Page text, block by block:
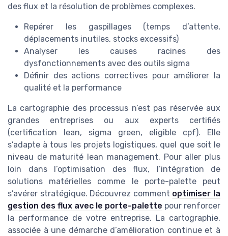
des flux et la résolution de problèmes complexes.
Repérer les gaspillages (temps d’attente,
déplacements inutiles, stocks excessifs)
Analyser les causes racines des
dysfonctionnements avec des outils sigma
Définir des actions correctives pour améliorer la
qualité et la performance
La cartographie des processus n’est pas réservée aux
grandes entreprises ou aux experts certifiés
(certification lean, sigma green, eligible cpf). Elle
s’adapte à tous les projets logistiques, quel que soit le
niveau de maturité lean management. Pour aller plus
loin dans l’optimisation des flux, l’intégration de
solutions matérielles comme le porte-palette peut
s’avérer stratégique. Découvrez comment optimiser la
gestion des flux avec le porte-palette pour renforcer
la performance de votre entreprise. La cartographie,
associée à une démarche d’amélioration continue et à